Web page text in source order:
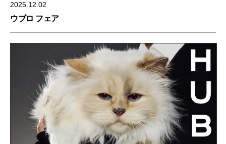
2025.12.02
ウブロ フェア